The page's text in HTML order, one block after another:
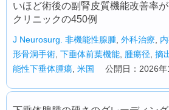
いほど術後の副腎皮質機能改善率
クリニックの450例
J Neurosurg. 非機能性腺腫 外科治療
形骨洞手術 下垂体前葉機能 腫瘍径 摘
能性下垂体腫瘍 米国 公開日：2026年